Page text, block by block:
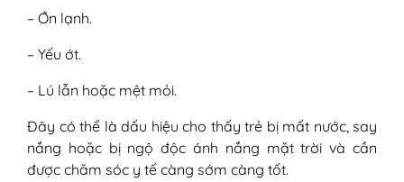
– Ớn lạnh.
– Yếu ớt.
– Lú lẫn hoặc mệt mỏi.
Đây có thể là dấu hiệu cho thấy trẻ bị mất nước, say
nắng hoặc bị ngộ độc ánh nắng mặt trời và cần
được chăm sóc y tế càng sớm càng tốt.